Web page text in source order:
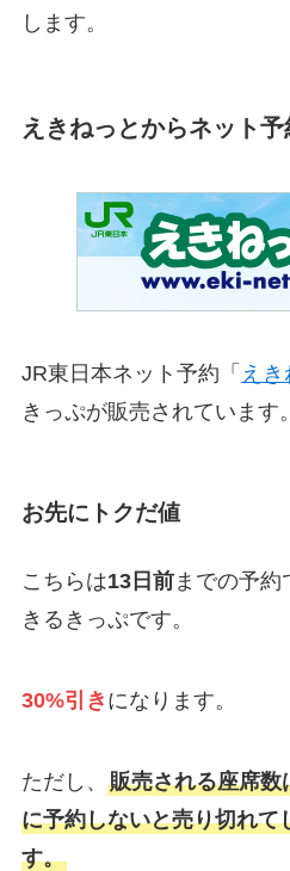
します。
えきねっとからネット予
JR東日本ネット予約「 えき
きっぷが販売されています。
お先にトクだ値
こちらは13日前までの予約
きるきっぷです。
30%引き になります。
ただし、 販売される座席数
に予約しないと売り切れて
す。